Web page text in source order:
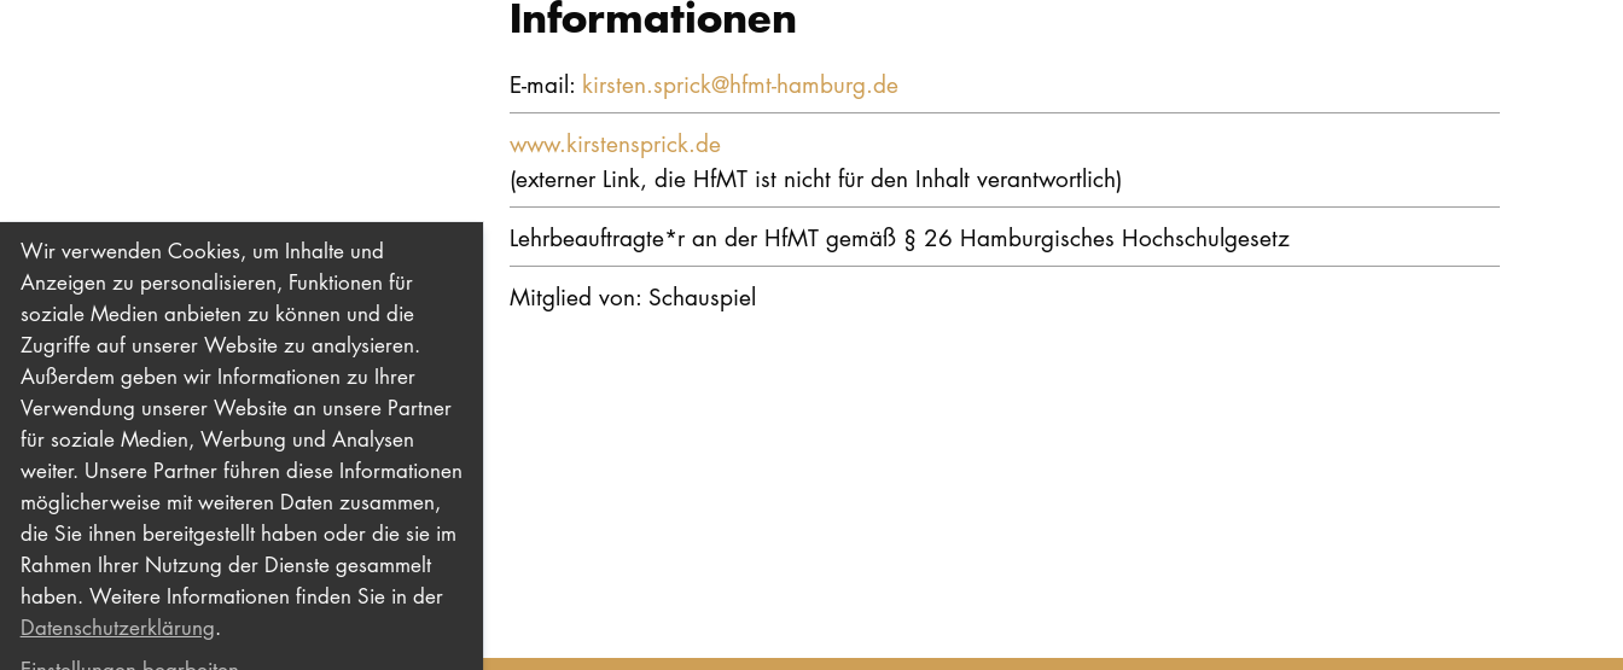
Informationen
E-mail: kirsten.sprick@hfmt-hamburg.de
www.kirstensprick.de
(externer Link, die HfMT ist nicht für den Inhalt verantwortlich)
Lehrbeauftragte*r an der HfMT gemäß § 26 Hamburgisches Hochschulgesetz
Mitglied von: Schauspiel
Wir verwenden Cookies, um Inhalte und
Anzeigen zu personalisieren, Funktionen für
soziale Medien anbieten zu können und die
Zugriffe auf unserer Website zu analysieren.
Außerdem geben wir Informationen zu Ihrer
Verwendung unserer Website an unsere Partner
für soziale Medien, Werbung und Analysen
weiter. Unsere Partner führen diese Informationen
möglicherweise mit weiteren Daten zusammen,
die Sie ihnen bereitgestellt haben oder die sie im
Rahmen Ihrer Nutzung der Dienste gesammelt
haben. Weitere Informationen finden Sie in der
Datenschutzerklärung.
PROMOTION, FORSCHUNG & TRANSFER
Netzwerk